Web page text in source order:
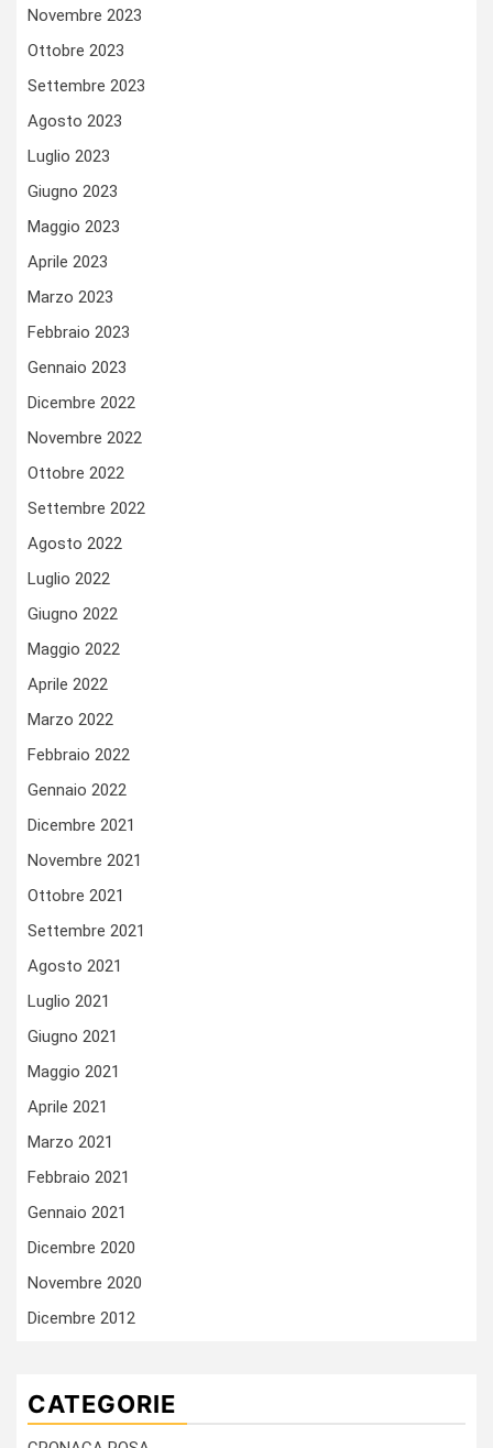
Novembre 2023
Ottobre 2023
Settembre 2023
Agosto 2023
Luglio 2023
Giugno 2023
Maggio 2023
Aprile 2023
Marzo 2023
Febbraio 2023
Gennaio 2023
Dicembre 2022
Novembre 2022
Ottobre 2022
Settembre 2022
Agosto 2022
Luglio 2022
Giugno 2022
Maggio 2022
Aprile 2022
Marzo 2022
Febbraio 2022
Gennaio 2022
Dicembre 2021
Novembre 2021
Ottobre 2021
Settembre 2021
Agosto 2021
Luglio 2021
Giugno 2021
Maggio 2021
Aprile 2021
Marzo 2021
Febbraio 2021
Gennaio 2021
Dicembre 2020
Novembre 2020
Dicembre 2012
CATEGORIE